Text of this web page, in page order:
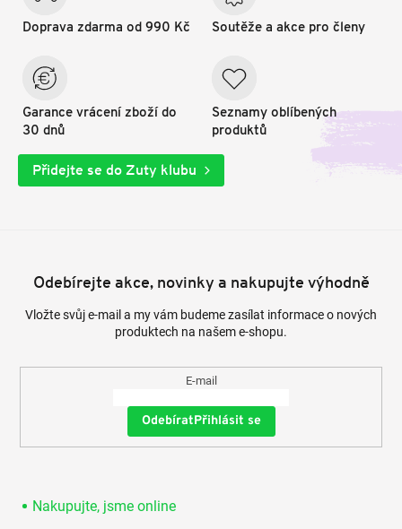
Doprava zdarma od 990 Kč
Garance vrácení zboží do
30 dnů
Soutěže a akce pro členy
Seznamy oblíbených
produktů
Přidejte se do Zuty klubu
Odebírejte akce, novinky a nakupujte výhodně
Vložte svůj e-mail a my vám budeme zasílat informace o nových
produktech na našem e-shopu.
E-mail
Přihlásit se
Nakupujte, jsme online